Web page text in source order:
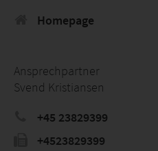
Homepage
Ansprechpartner
Svend Kristiansen
+45 23829399
+4523829399